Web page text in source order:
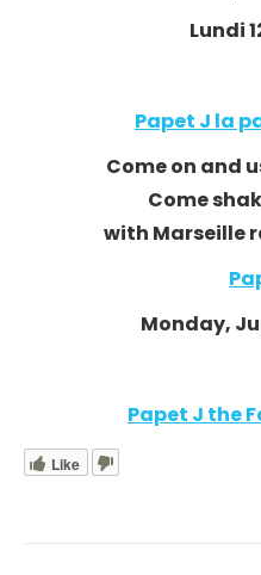
Lundi
Papet J la
Come on and
Come
with Marseille
Monday,
Papet J the
Like